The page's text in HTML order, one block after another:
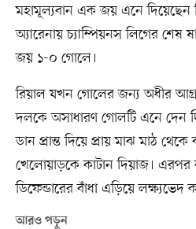
মহামূল্যবান এক জয় এনে দিয়েছেন
অ্যারেনায় চ্যাম্পিয়নস লিগের শেষ
জয় ১-০ গোলে।
রিয়াল যখন গোলের জন্য অধীর
দলকে অসাধারণ গোলটি এনে দেন
ডান প্রান্ত দিয়ে প্রায় মাঝ মাঠ
খেলোয়াড়কে কাটান দিয়াজ।
ডিফেন্ডারের বাঁধা এড়িয়ে
আরও পড়ুন